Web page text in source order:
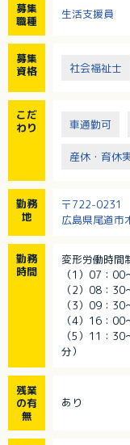
募集
職種
生活支援員
募集
資格
社会福祉士
こだ
わり
車通勤可
産休・育休
勤務
地
〒722-0231
広島県尾道市
勤務
時間
変形労働時間
（1）07：00
（2）08：30
（3）09：30
（4）16：00
（5）11：
分）
残業
の有
無
あり